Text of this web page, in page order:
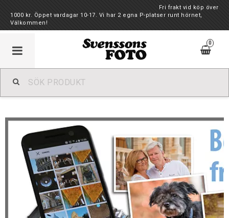
Fri frakt vid köp över
1000 kr. Öppet vardagar 10-17. Vi har 2 egna P-platser runt hörnet,
Välkommen!
0